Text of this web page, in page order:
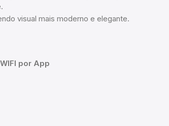
visual mais moderno e elegante.
por App